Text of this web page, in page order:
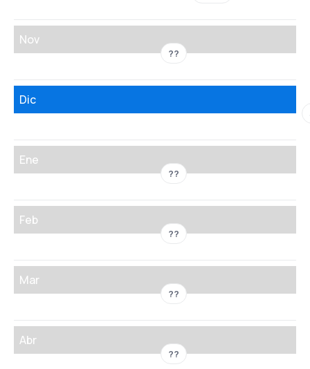
Nov
??
Dic
Ene
??
Feb
??
Mar
??
Abr
??